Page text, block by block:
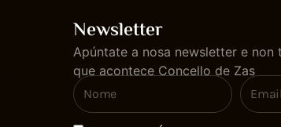
Newsletter
Apúntate a nosa newsletter e non
que acontece Concello de Zas